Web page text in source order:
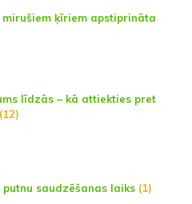
ķīriem apstiprināta
līdzās – kā attiekties pret
(12)
saudzēšanas laiks (1)